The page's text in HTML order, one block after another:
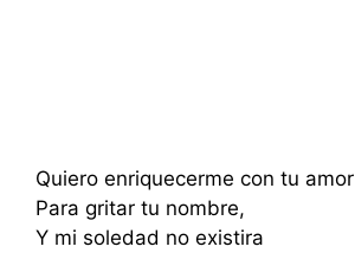
Quiero enriquecerme con tu amor
Para gritar tu nombre,
Y mi soledad no existira